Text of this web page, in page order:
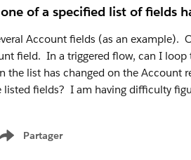
of a specified list of fields
Account fields (as an example).
field. In a triggered flow, can I
the list has changed on the Account
listed fields? I am having difficulty
Partager
Show menu